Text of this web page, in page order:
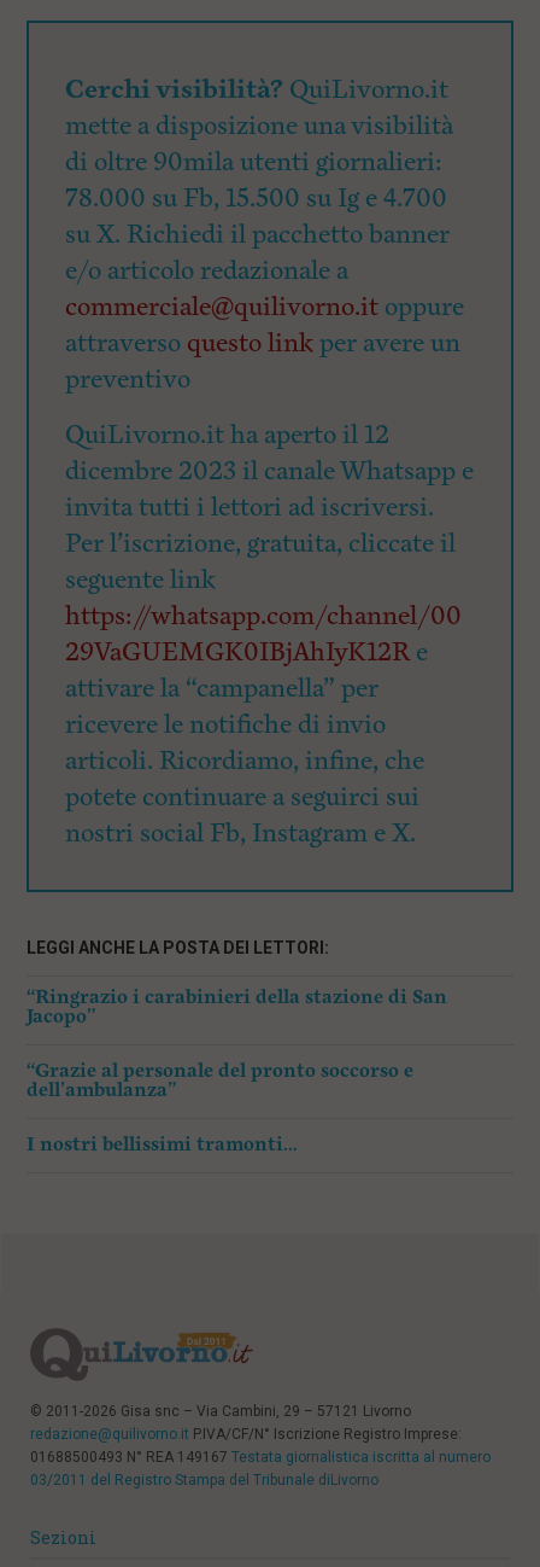
Cerchi visibilità? QuiLivorno.it
mette a disposizione una visibilità
di oltre 90mila utenti giornalieri:
78.000 su Fb, 15.500 su Ig e 4.700
su X. Richiedi il pacchetto banner
e/o articolo redazionale a
commerciale@quilivorno.it oppure
attraverso questo linkper avere un
preventivo
QuiLivorno.it ha aperto il 12
dicembre 2023 il canale Whatsapp e
invita tutti i lettori ad iscriversi.
Per l’iscrizione, gratuita, cliccate il
seguente link
https://whatsapp.com/channel/00
29VaGUEMGK0IBjAhIyK12Re
attivare la “campanella” per
ricevere le notifiche di invio
articoli. Ricordiamo, infine, che
potete continuare a seguirci sui
nostri social Fb, Instagram e X.
LEGGI ANCHE LA POSTA DEI LETTORI:
“Ringrazio i carabinieri della stazione di San
Jacopo”
“Grazie al personale del pronto soccorso e
dell’ambulanza”
I nostri bellissimi tramonti…
© 2011-2026 Gisa snc – Via Cambini, 29 – 57121 Livorno
redazione@quilivorno.it P.IVA/CF/N° Iscrizione Registro Imprese:
01688500493 N° REA 149167 Testata giornalistica iscritta al numero
03/2011 del Registro Stampa del Tribunale diLivorno
Sezioni